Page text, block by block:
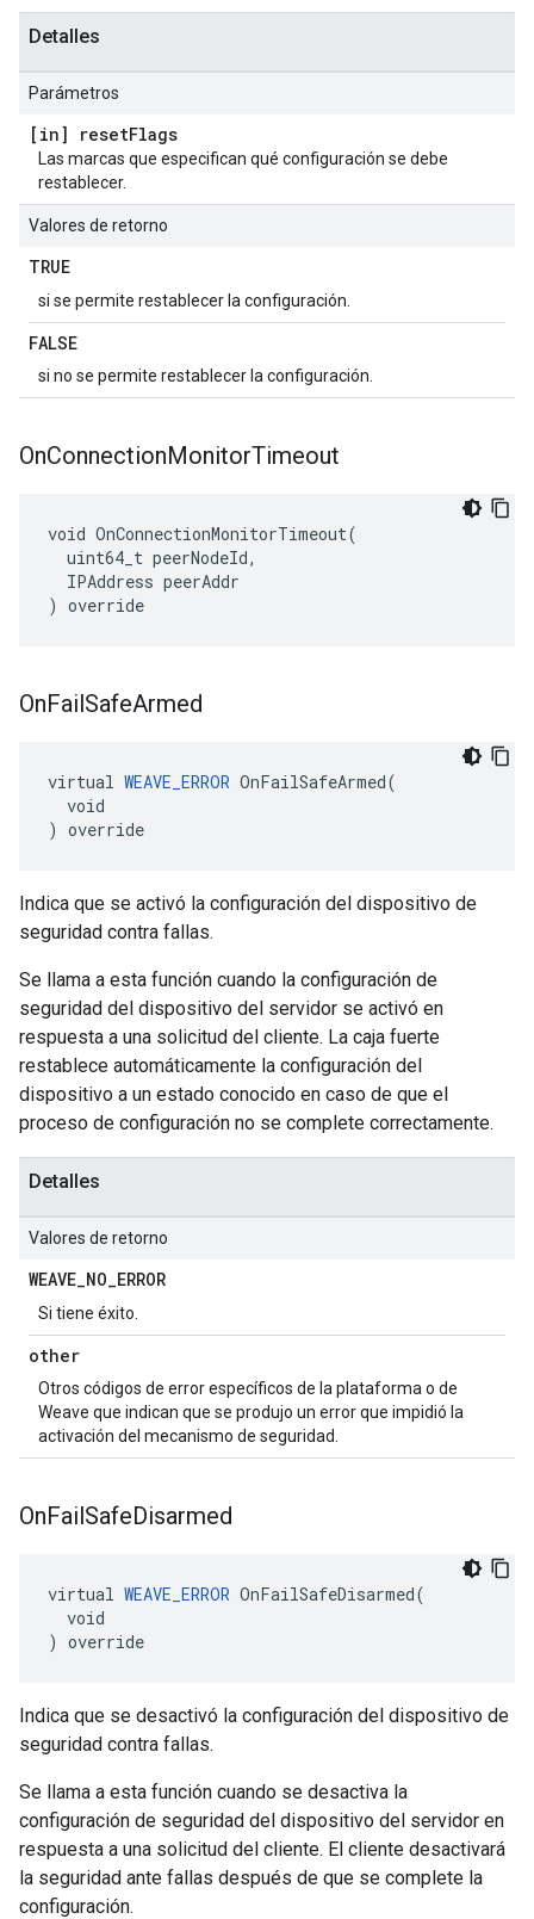
Detalles
Parámetros
[in] resetFlags
Las marcas que especifican qué configuración se debe
restablecer.
Valores de retorno
TRUE
si se permite restablecer la configuración.
FALSE
si no se permite restablecer la configuración.
OnConnectionMonitorTimeout
void OnConnectionMonitorTimeout(
  uint64_t peerNodeId,
  IPAddress peerAddr
) override
OnFailSafeArmed
virtual WEAVE_ERROR OnFailSafeArmed(
  void
) override
Indica que se activó la configuración del dispositivo de
seguridad contra fallas.
Se llama a esta función cuando la configuración de
seguridad del dispositivo del servidor se activó en
respuesta a una solicitud del cliente. La caja fuerte
restablece automáticamente la configuración del
dispositivo a un estado conocido en caso de que el
proceso de configuración no se complete correctamente.
Detalles
Valores de retorno
WEAVE_NO_ERROR
Si tiene éxito.
other
Otros códigos de error específicos de la plataforma o de
Weave que indican que se produjo un error que impidió la
activación del mecanismo de seguridad.
OnFailSafeDisarmed
virtual WEAVE_ERROR OnFailSafeDisarmed(
  void
) override
Indica que se desactivó la configuración del dispositivo de
seguridad contra fallas.
Se llama a esta función cuando se desactiva la
configuración de seguridad del dispositivo del servidor en
respuesta a una solicitud del cliente. El cliente desactivará
la seguridad ante fallas después de que se complete la
configuración.